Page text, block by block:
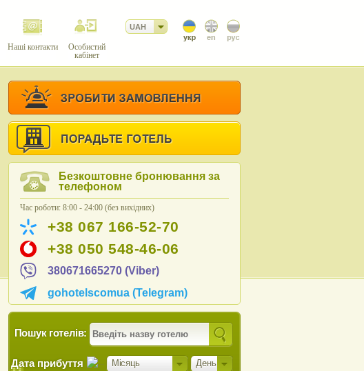
Наші контакти
Особистий
кабінет
UAH
Безкоштовне бронювання за
телефоном
Час роботи: 8:00 - 24:00 (без вихідних)
+38 067 166-52-70
+38 050 548-46-06
380671665270 (Viber)
gohotelscomua (Telegram)
Пошук готелів:
Місяць День
Дата прибуття